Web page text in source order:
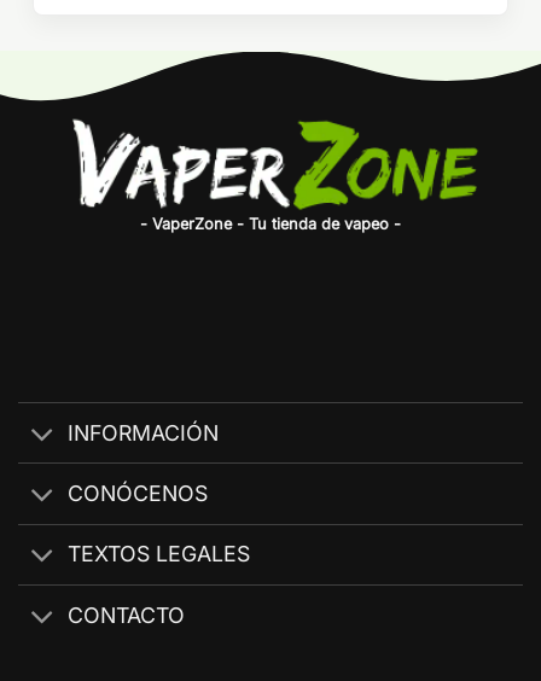
- VaperZone - Tu tienda de vapeo -
INFORMACIÓN
CONÓCENOS
TEXTOS LEGALES
CONTACTO